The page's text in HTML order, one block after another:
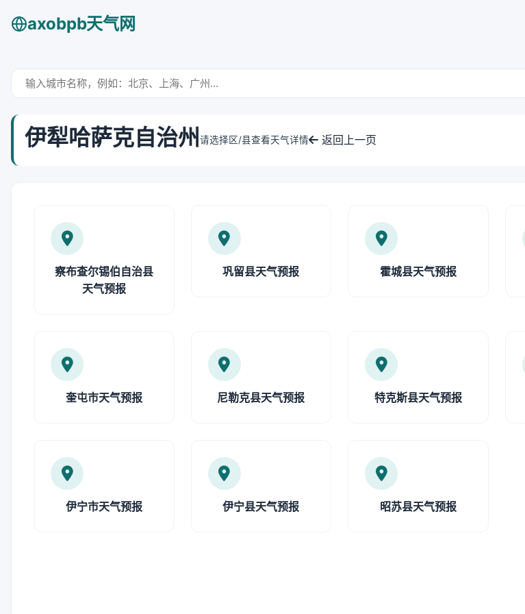
axobpb天气网
伊犁哈萨克自治州 请选择区/县查看天气详情 返回上一页
察布查尔锡伯自治县
天气预报
巩留县天气预报 霍城县天气预报
奎屯市天气预报 尼勒克县天气预报 特克斯县天气预报
伊宁市天气预报 伊宁县天气预报 昭苏县天气预报